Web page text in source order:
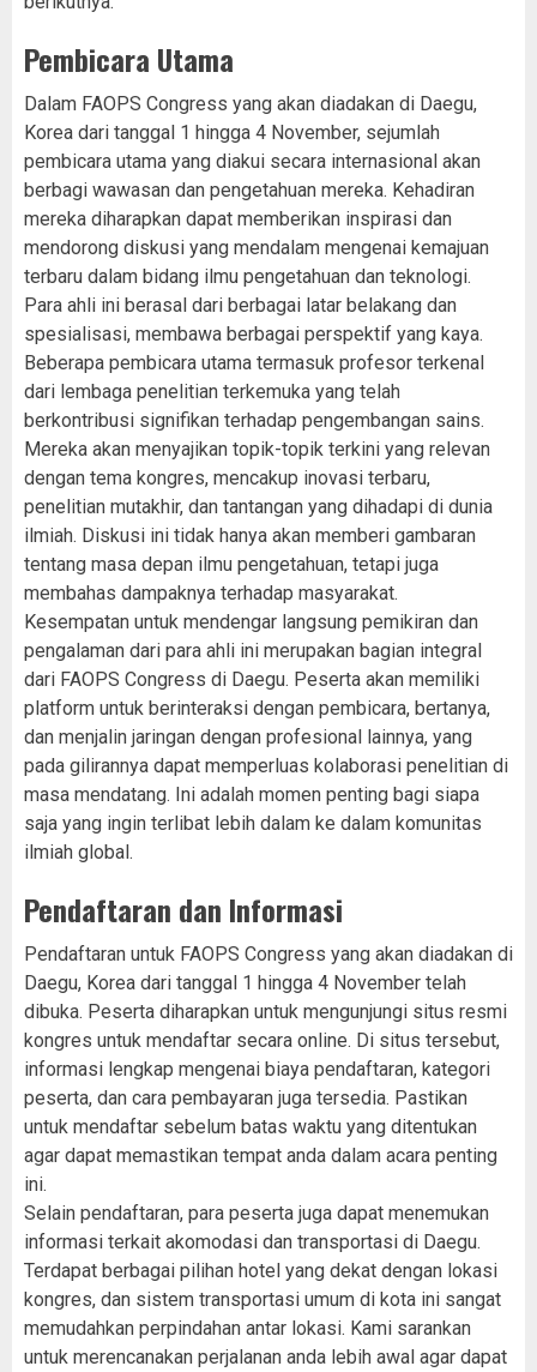
Pembicara Utama
Dalam FAOPS Congress yang akan diadakan di Daegu,
Korea dari tanggal 1 hingga 4 November, sejumlah
pembicara utama yang diakui secara internasional akan
berbagi wawasan dan pengetahuan mereka. Kehadiran
mereka diharapkan dapat memberikan inspirasi dan
mendorong diskusi yang mendalam mengenai kemajuan
terbaru dalam bidang ilmu pengetahuan dan teknologi.
Para ahli ini berasal dari berbagai latar belakang dan
spesialisasi, membawa berbagai perspektif yang kaya.
Beberapa pembicara utama termasuk profesor terkenal
dari lembaga penelitian terkemuka yang telah
berkontribusi signifikan terhadap pengembangan sains.
Mereka akan menyajikan topik-topik terkini yang relevan
dengan tema kongres, mencakup inovasi terbaru,
penelitian mutakhir, dan tantangan yang dihadapi di dunia
ilmiah. Diskusi ini tidak hanya akan memberi gambaran
tentang masa depan ilmu pengetahuan, tetapi juga
membahas dampaknya terhadap masyarakat.
Kesempatan untuk mendengar langsung pemikiran dan
pengalaman dari para ahli ini merupakan bagian integral
dari FAOPS Congress di Daegu. Peserta akan memiliki
platform untuk berinteraksi dengan pembicara, bertanya,
dan menjalin jaringan dengan profesional lainnya, yang
pada gilirannya dapat memperluas kolaborasi penelitian di
masa mendatang. Ini adalah momen penting bagi siapa
saja yang ingin terlibat lebih dalam ke dalam komunitas
ilmiah global.
Pendaftaran dan Informasi
Pendaftaran untuk FAOPS Congress yang akan diadakan di
Daegu, Korea dari tanggal 1 hingga 4 November telah
dibuka. Peserta diharapkan untuk mengunjungi situs resmi
kongres untuk mendaftar secara online. Di situs tersebut,
informasi lengkap mengenai biaya pendaftaran, kategori
peserta, dan cara pembayaran juga tersedia. Pastikan
untuk mendaftar sebelum batas waktu yang ditentukan
agar dapat memastikan tempat anda dalam acara penting
ini.
Selain pendaftaran, para peserta juga dapat menemukan
informasi terkait akomodasi dan transportasi di Daegu.
Terdapat berbagai pilihan hotel yang dekat dengan lokasi
kongres, dan sistem transportasi umum di kota ini sangat
memudahkan perpindahan antar lokasi. Kami sarankan
untuk merencanakan perjalanan anda lebih awal agar dapat